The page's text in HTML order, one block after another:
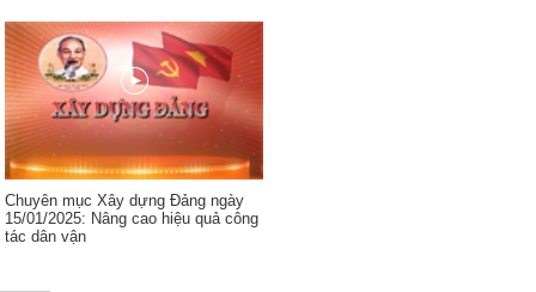
Chuyên mục Xây dựng Đảng ngày
15/01/2025: Nâng cao hiệu quả công
tác dân vận